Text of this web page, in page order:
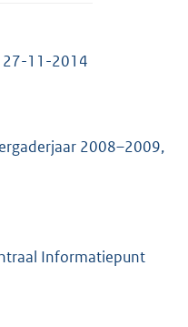
27-11-2014
2008–2009,
Informatiepunt